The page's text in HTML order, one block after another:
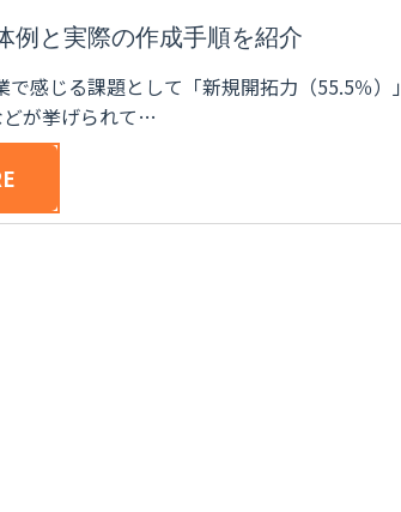
例と実際の作成手順を紹介
感じる課題として「新規開拓力（55.5％）」
どが挙げられて…